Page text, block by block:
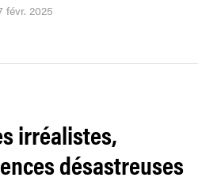
févr. 2025
irréalistes,
désastreuses